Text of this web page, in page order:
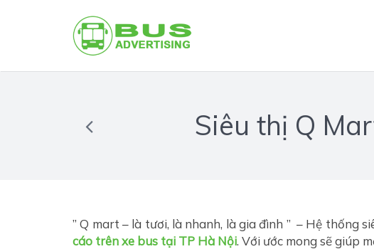
Siêu thị Q
” Q mart – là tươi, là nhanh, là gia đình ” – Hệ thống
cáo trên xe bus tại TP Hà Nội. Với ước mong sẽ giúp